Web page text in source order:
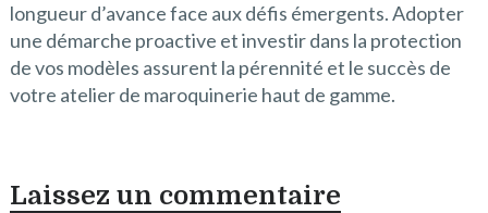
longueur d’avance face aux défis émergents. Adopter
une démarche proactive et investir dans la protection
de vos modèles assurent la pérennité et le succès de
votre atelier de maroquinerie haut de gamme.
Laissez un commentaire